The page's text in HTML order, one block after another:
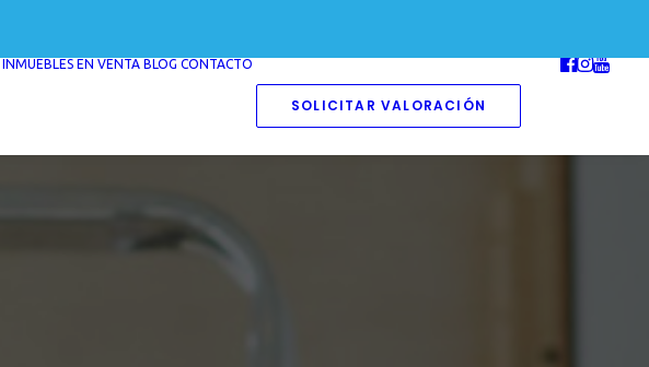
INMUEBLES EN VENTA BLOG CONTACTO
SOLICITAR VALORACIÓN